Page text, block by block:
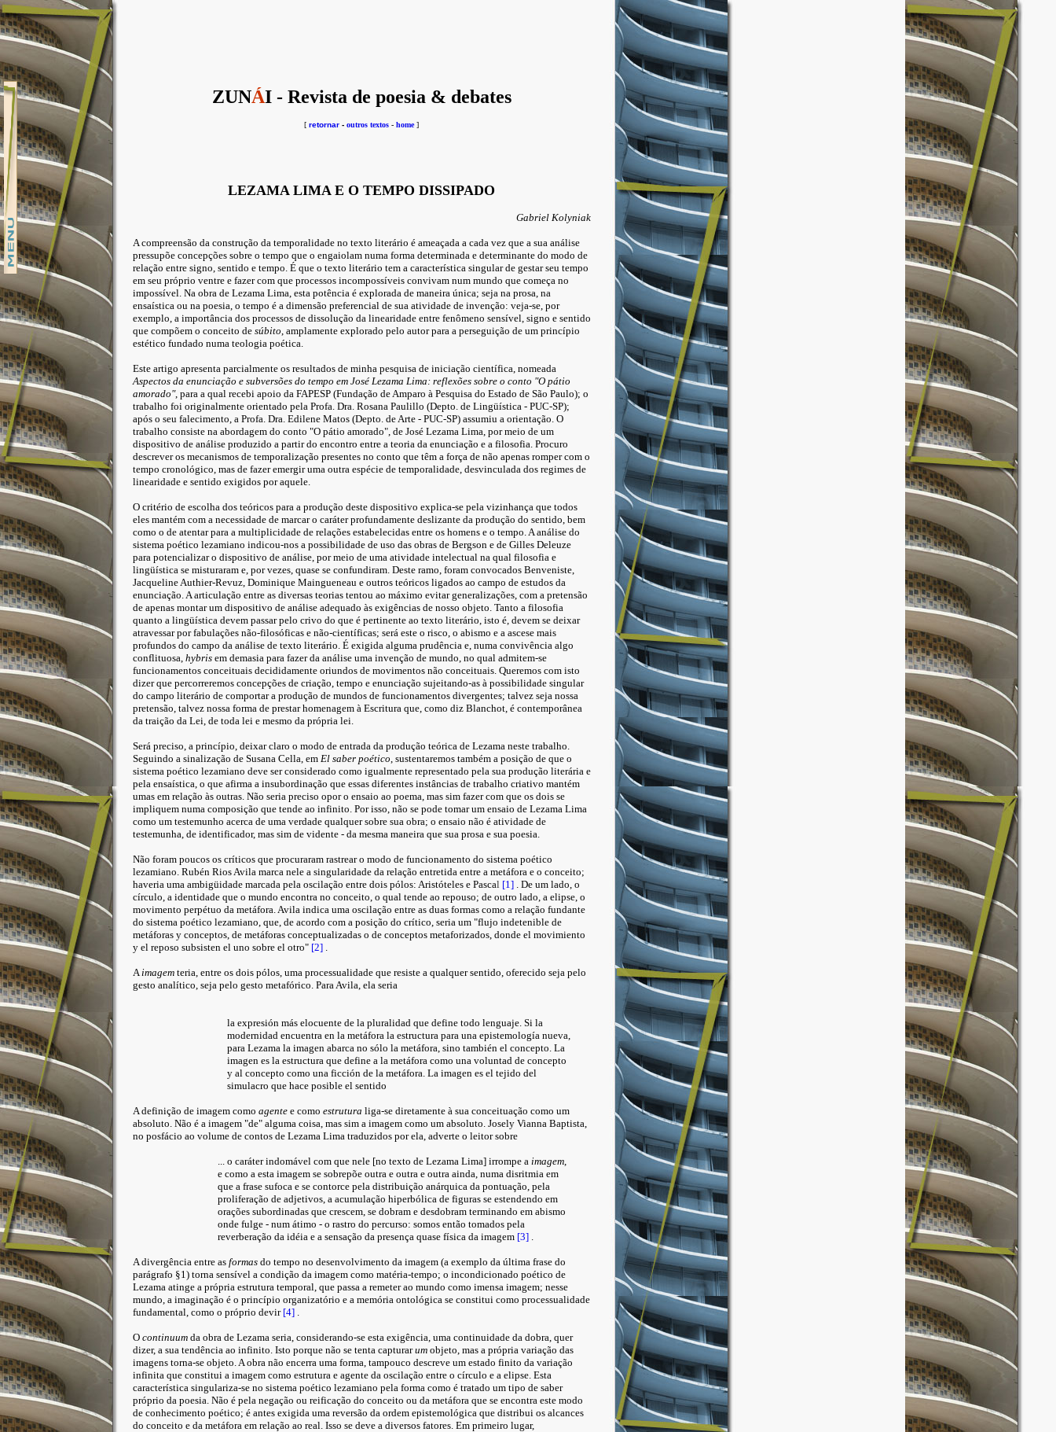
ZUNÁI - Revista de poesia & debates
[ retornar - outros textos - home ]
LEZAMA LIMA E O TEMPO DISSIPADO
Gabriel Kolyniak
A compreensão da construção da temporalidade no texto literário é ameaçada a cada vez que a sua análise
pressupõe concepções sobre o tempo que o engaiolam numa forma determinada e determinante do modo de
relação entre signo, sentido e tempo. É que o texto literário tem a característica singular de gestar seu tempo
em seu próprio ventre e fazer com que processos incompossíveis convivam num mundo que começa no
impossível. Na obra de Lezama Lima, esta potência é explorada de maneira única; seja na prosa, na
ensaística ou na poesia, o tempo é a dimensão preferencial de sua atividade de invenção: veja-se, por
exemplo, a importância dos processos de dissolução da linearidade entre fenômeno sensível, signo e sentido
que compõem o conceito de súbito, amplamente explorado pelo autor para a perseguição de um princípio
estético fundado numa teologia poética.
Este artigo apresenta parcialmente os resultados de minha pesquisa de iniciação científica, nomeada
Aspectos da enunciação e subversões do tempo em José Lezama Lima: reflexões sobre o conto "O pátio
amorado", para a qual recebi apoio da FAPESP (Fundação de Amparo à Pesquisa do Estado de São Paulo); o
trabalho foi originalmente orientado pela Profa. Dra. Rosana Paulillo (Depto. de Lingüística - PUC-SP);
após o seu falecimento, a Profa. Dra. Edilene Matos (Depto. de Arte - PUC-SP) assumiu a orientação. O
trabalho consiste na abordagem do conto "O pátio amorado", de José Lezama Lima, por meio de um
dispositivo de análise produzido a partir do encontro entre a teoria da enunciação e a filosofia. Procuro
descrever os mecanismos de temporalização presentes no conto que têm a força de não apenas romper com o
tempo cronológico, mas de fazer emergir uma outra espécie de temporalidade, desvinculada dos regimes de
linearidade e sentido exigidos por aquele.
O critério de escolha dos teóricos para a produção deste dispositivo explica-se pela vizinhança que todos
eles mantém com a necessidade de marcar o caráter profundamente deslizante da produção do sentido, bem
como o de atentar para a multiplicidade de relações estabelecidas entre os homens e o tempo. A análise do
sistema poético lezamiano indicou-nos a possibilidade de uso das obras de Bergson e de Gilles Deleuze
para potencializar o dispositivo de análise, por meio de uma atividade intelectual na qual filosofia e
lingüística se misturaram e, por vezes, quase se confundiram. Deste ramo, foram convocados Benveniste,
Jacqueline Authier-Revuz, Dominique Maingueneau e outros teóricos ligados ao campo de estudos da
enunciação. A articulação entre as diversas teorias tentou ao máximo evitar generalizações, com a pretensão
de apenas montar um dispositivo de análise adequado às exigências de nosso objeto. Tanto a filosofia
quanto a lingüística devem passar pelo crivo do que é pertinente ao texto literário, isto é, devem se deixar
atravessar por fabulações não-filosóficas e não-científicas; será este o risco, o abismo e a ascese mais
profundos do campo da análise de texto literário. É exigida alguma prudência e, numa convivência algo
conflituosa, hybrisem demasia para fazer da análise uma invenção de mundo, no qual admitem-se
funcionamentos conceituais decididamente oriundos de movimentos não conceituais. Queremos com isto
dizer que percorreremos concepções de criação, tempo e enunciação sujeitando-as à possibilidade singular
do campo literário de comportar a produção de mundos de funcionamentos divergentes; talvez seja nossa
pretensão, talvez nossa forma de prestar homenagem à Escritura que, como diz Blanchot, é contemporânea
da traição da Lei, de toda lei e mesmo da própria lei.
Será preciso, a princípio, deixar claro o modo de entrada da produção teórica de Lezama neste trabalho.
Seguindo a sinalização de Susana Cella, em El saber poético, sustentaremos também a posição de que o
sistema poético lezamiano deve ser considerado como igualmente representado pela sua produção literária e
pela ensaística, o que afirma a insubordinação que essas diferentes instâncias de trabalho criativo mantém
umas em relação às outras. Não seria preciso opor o ensaio ao poema, mas sim fazer com que os dois se
impliquem numa composição que tende ao infinito. Por isso, não se pode tomar um ensaio de Lezama Lima
como um testemunho acerca de uma verdade qualquer sobre sua obra; o ensaio não é atividade de
testemunha, de identificador, mas sim de vidente - da mesma maneira que sua prosa e sua poesia.
Não foram poucos os críticos que procuraram rastrear o modo de funcionamento do sistema poético
lezamiano. Rubén Rios Avila marca nele a singularidade da relação entretida entre a metáfora e o conceito;
haveria uma ambigüidade marcada pela oscilação entre dois pólos: Aristóteles e Pascal [1] . De um lado, o
círculo, a identidade que o mundo encontra no conceito, o qual tende ao repouso; de outro lado, a elipse, o
movimento perpétuo da metáfora. Avila indica uma oscilação entre as duas formas como a relação fundante
do sistema poético lezamiano, que, de acordo com a posição do crítico, seria um "flujo indetenible de
metáforas y conceptos, de metáforas conceptualizadas o de conceptos metaforizados, donde el movimiento
y el reposo subsisten el uno sobre el otro" [2] .
Aimagemteria, entre os dois pólos, uma processualidade que resiste a qualquer sentido, oferecido seja pelo
gesto analítico, seja pelo gesto metafórico. Para Avila, ela seria
la expresión más elocuente de la pluralidad que define todo lenguaje. Si la
modernidad encuentra en la metáfora la estructura para una epistemología nueva,
para Lezama la imagen abarca no sólo la metáfora, sino también el concepto. La
imagen es la estructura que define a la metáfora como una voluntad de concepto
y al concepto como una ficción de la metáfora. La imagen es el tejido del
simulacro que hace posible el sentido
A definição de imagem como agentee como estrutura liga-se diretamente à sua conceituação como um
absoluto. Não é a imagem "de" alguma coisa, mas sim a imagem como um absoluto. Josely Vianna Baptista,
no posfácio ao volume de contos de Lezama Lima traduzidos por ela, adverte o leitor sobre
... o caráter indomável com que nele [no texto de Lezama Lima] irrompe a imagem,
e como a esta imagem se sobrepõe outra e outra e outra ainda, numa disritmia em
que a frase sufoca e se contorce pela distribuição anárquica da pontuação, pela
proliferação de adjetivos, a acumulação hiperbólica de figuras se estendendo em
orações subordinadas que crescem, se dobram e desdobram terminando em abismo
onde fulge - num átimo - o rastro do percurso: somos então tomados pela
reverberação da idéia e a sensação da presença quase física da imagem [3] .
A divergência entre as formasdo tempo no desenvolvimento da imagem (a exemplo da última frase do
parágrafo §1) torna sensível a condição da imagem como matéria-tempo; o incondicionado poético de
Lezama atinge a própria estrutura temporal, que passa a remeter ao mundo como imensa imagem; nesse
mundo, a imaginação é o princípio organizatório e a memória ontológica se constitui como processualidade
fundamental, como o próprio devir [4] .
O continuumda obra de Lezama seria, considerando-se esta exigência, uma continuidade da dobra, quer
dizer, a sua tendência ao infinito. Isto porque não se tenta capturarumobjeto, mas a própria variação das
imagens torna-se objeto. A obra não encerra uma forma, tampouco descreve um estado finito da variação
infinita que constitui a imagem como estrutura e agente da oscilação entre o círculo e a elipse. Esta
característica singulariza-se no sistema poético lezamiano pela forma como é tratado um tipo de saber
próprio da poesia. Não é pela negação ou reificação do conceito ou da metáfora que se encontra este modo
de conhecimento poético; é antes exigida uma reversão da ordem epistemológica que distribui os alcances
do conceito e da metáfora em relação ao real. Isso se deve a diversos fatores. Em primeiro lugar,